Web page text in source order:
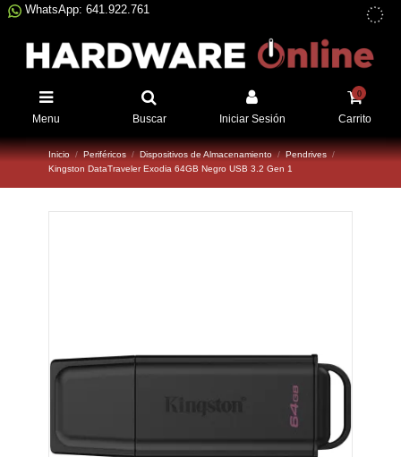
WhatsApp: 641.922.761
Menu Buscar Iniciar Sesión
0
Carrito
Inicio Periféricos Dispositivos de Almacenamiento
Pendrives
Kingston DataTraveler Exodia 64GB Negro USB 3.2 Gen 1